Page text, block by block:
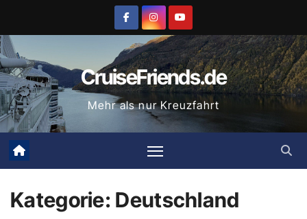
springen
CruiseFriends.de
Mehr als nur Kreuzfahrt
Kategorie: Deutschland